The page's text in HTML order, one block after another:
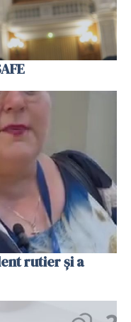
rutier și a